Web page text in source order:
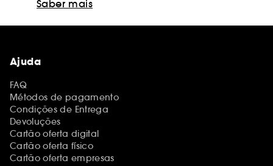
Saber mais
Ajuda
FAQ
Métodos de pagamento
Condições de Entrega
Devoluções
Cartão oferta digital
Cartão oferta físico
Cartão oferta empresas